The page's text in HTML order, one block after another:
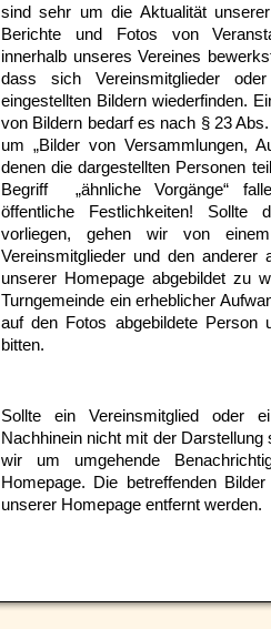
sind sehr um die Aktualität
Berichte und Fotos von
innerhalb unseres Vereines
dass sich Vereinsmitglieder
eingestellten Bildern wiederfinden.
von Bildern bedarf es nach § 23
um „Bilder von Versammlungen,
denen die dargestellten Personen
Begriff „ähnliche Vorgänge“
öffentliche Festlichkeiten! Sollte
vorliegen, gehen wir von
Vereinsmitglieder und den
unserer Homepage abgebildet zu
Turngemeinde ein erheblicher
auf den Fotos abgebildete Person
bitten.
Sollte ein Vereinsmitglied oder
Nachhinein nicht mit der
wir um umgehende
Homepage. Die betreffenden
unserer Homepage entfernt werden.